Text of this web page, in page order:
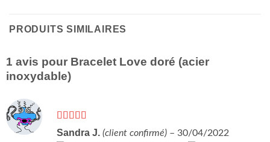
PRODUITS SIMILAIRES
1 avis pour Bracelet Love doré (acier
inoxydable)
Note5sur 5
Sandra J. (client confirmé) – 30/04/2022